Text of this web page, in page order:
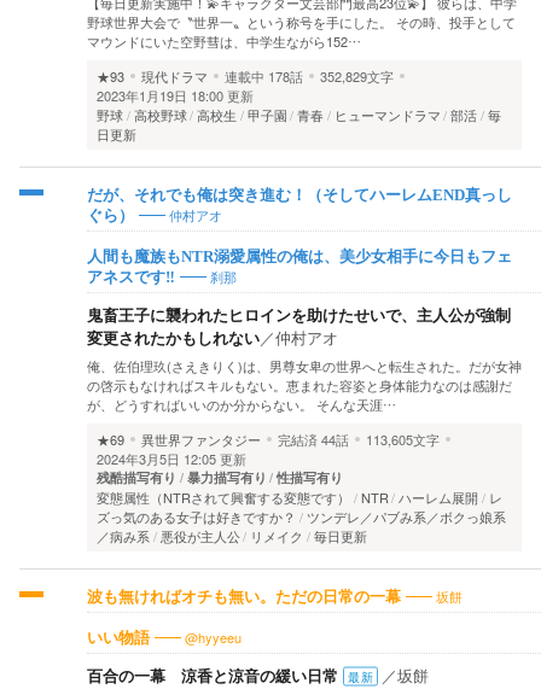
野球世界大会で〝世界一〟という称号を手にした。 その時、投手として
マウンドにいた空野彗は、中学生ながら152…
★93
現代ドラマ 連載中 178話
352,829文字
2023年1月19日 18:00 更新
野球 高校野球 高校生 甲子園 青春 ヒューマンドラマ 部活 毎
日更新
だが、それでも俺は突き進む！（そしてハーレムEND真っし
ぐら）
仲村アオ
人間も魔族もNTR溺愛属性の俺は、美少女相手に今日もフェ
アネスです‼︎
刹那
鬼畜王子に襲われたヒロインを助けたせいで、主人公が強制
変更されたかもしれない／仲村アオ
俺、佐伯理玖(さえきりく)は、男尊女卑の世界へと転生された。だが女神
の啓示もなければスキルもない。恵まれた容姿と身体能力なのは感謝だ
が、どうすればいいのか分からない。 そんな天涯…
★69
異世界ファンタジー 完結済44話
113,605文字
2024年3月5日 12:05 更新
残酷描写有り 暴力描写有り 性描写有り
変態属性（NTRされて興奮する変態です） NTR ハーレム展開
レ
ズっ気のある女子は好きですか？
ツンデレ／パブみ系／ボクっ娘系
／病み系
悪役が主人公 リメイク 毎日更新
波も無ければオチも無い。ただの日常の一幕 坂餅
いい物語 @hyyeeu
百合の一幕 涼香と涼音の緩い日常 最新 ／坂餅